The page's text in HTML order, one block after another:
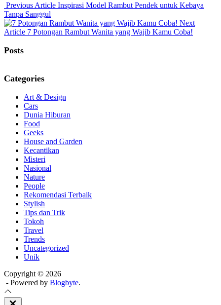
Previous Article Previous
Inspirasi Model Rambut Pendek untuk Kebaya
Tanpa Sanggul
Next
Article Next
7 Potongan Rambut Wanita yang Wajib Kamu Coba!
Posts
Categories
Art & Design
Cars
Dunia Hiburan
Food
Geeks
House and Garden
Kecantikan
Misteri
Nasional
Nature
People
Rekomendasi Terbaik
Stylish
Tips dan Trik
Tokoh
Travel
Trends
Uncategorized
Unik
Copyright © 2026
- Powered by Blogbyte.
Close